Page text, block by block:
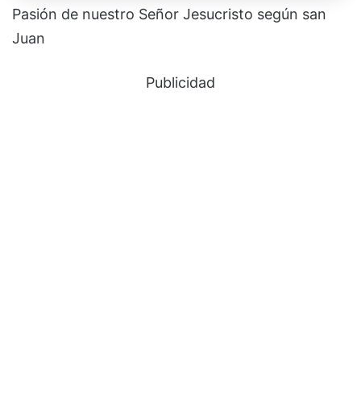
Pasión de nuestro Señor Jesucristo según san
Juan
Publicidad